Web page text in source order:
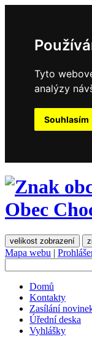
Tyto
analýzy
Souhlasím
Obec
velikost zobrazení
Mapa webu |
Domů
Kontakty
Zasílání
Úřední deska
Vyhlášky